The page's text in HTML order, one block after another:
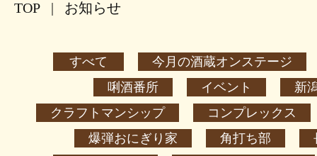
TOP お知らせ
すべて
今月の酒蔵オンステージ
唎酒番所
イベント
新
クラフトマンシップ
コンプレックス
爆弾おにぎり家
角打ち部